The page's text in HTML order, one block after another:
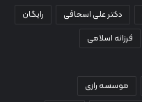
دکتر علی اسحاقی
رایگان
فرزانه اسلامی
موسسه رازی